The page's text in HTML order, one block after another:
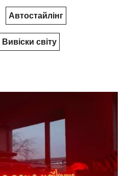
Автостайлінг
Вивіски світу